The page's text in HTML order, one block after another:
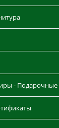
- Подарочные